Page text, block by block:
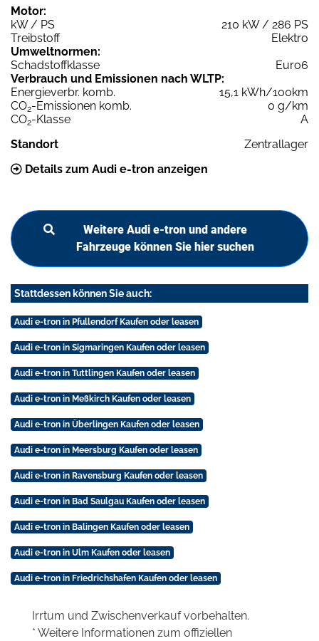
Motor:
kW / PS
210 kW / 286 PS
Treibstoff
Elektro
Umweltnormen:
Schadstoffklasse
Euro6
Verbrauch und Emissionen nach WLTP:
Energieverbr. komb.
15,1 kWh/100km
CO2-Emissionen komb.
0 g/km
CO2-Klasse
A
Standort
Zentrallager
Details zum Audi e-tron anzeigen
Weitere Audi e-tron und andere
Fahrzeuge können Sie hier suchen
Stattdessen können Sie auch:
Audi e-tron in Pfullendorf Kaufen oder leasen
Audi e-tron in Sigmaringen Kaufen oder leasen
Audi e-tron in Tuttlingen Kaufen oder leasen
Audi e-tron in Meßkirch Kaufen oder leasen
Audi e-tron in Überlingen Kaufen oder leasen
Audi e-tron in Meersburg Kaufen oder leasen
Audi e-tron in Ravensburg Kaufen oder leasen
Audi e-tron in Bad Saulgau Kaufen oder leasen
Audi e-tron in Balingen Kaufen oder leasen
Audi e-tron in Ulm Kaufen oder leasen
Audi e-tron in Friedrichshafen Kaufen oder leasen
Irrtum und Zwischenverkauf vorbehalten.
* Weitere Informationen zum offiziellen